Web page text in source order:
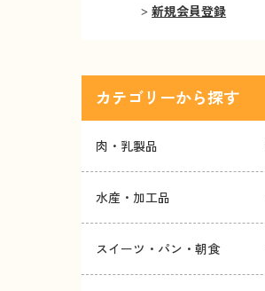
新規会員登録
カテゴリー
肉・乳製品
水産・加工品
スイーツ・パン・朝食